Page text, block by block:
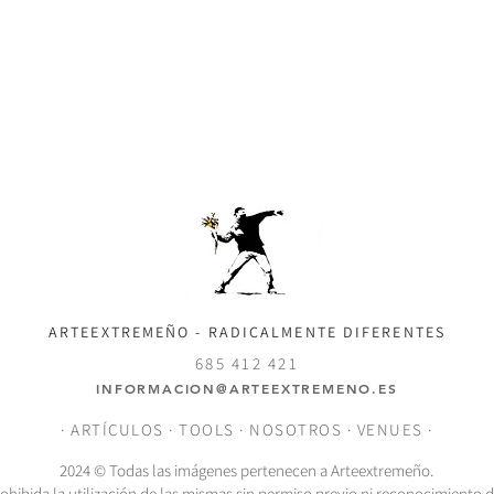
ARTEEXTREMEÑO - RADICALMENTE DIFERENTES
INFORMACION@ARTEEXTREMENO.ES
2024 © Todas las imágenes pertenecen a Arteextremeño.
685 412 421
·ARTÍCULOS ·TOOLS · NOSOTROS · VENUES ·